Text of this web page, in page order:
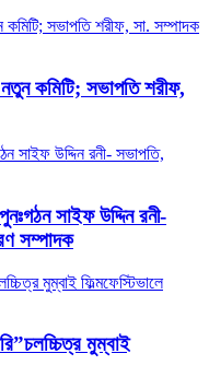
কমিটি; সভাপতি শরীফ,
সাইফ উদ্দিন রনী-
সম্পাদক
মুম্বাই